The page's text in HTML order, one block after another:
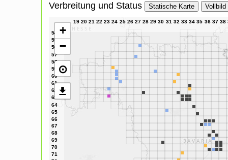
Verbreitung und Status Statische Karte Vollbild
+
−
⊙